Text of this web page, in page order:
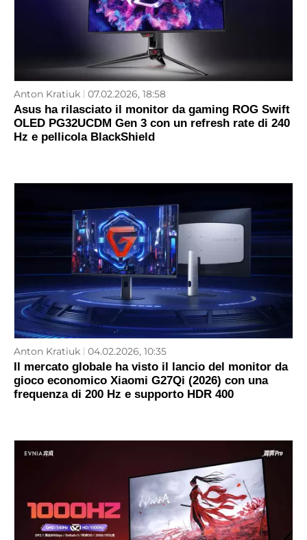
Anton Kratiuk 07.02.2026, 18:58
Asus ha rilasciato il monitor da gaming ROG Swift
OLED PG32UCDM Gen 3 con un refresh rate di 240
Hz e pellicola BlackShield
Anton Kratiuk 04.02.2026, 10:35
Il mercato globale ha visto il lancio del monitor da
gioco economico Xiaomi G27Qi (2026) con una
frequenza di 200 Hz e supporto HDR 400